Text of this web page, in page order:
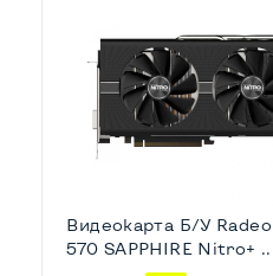
Видеокарта Б/У
570 SAPPHIRE Nitro+